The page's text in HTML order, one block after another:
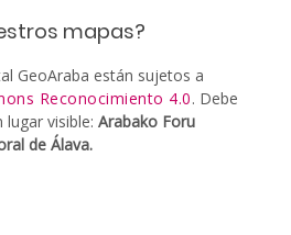
mapas?
GeoAraba están sujetos a
Reconocimiento 4.0. Debe
visible: Arabako Foru
de Álava.